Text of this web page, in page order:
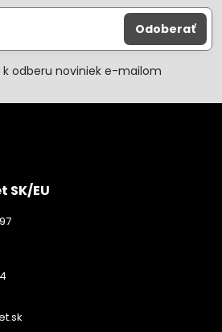
Odoberať
odberu noviniek e-mailom
SK/EU